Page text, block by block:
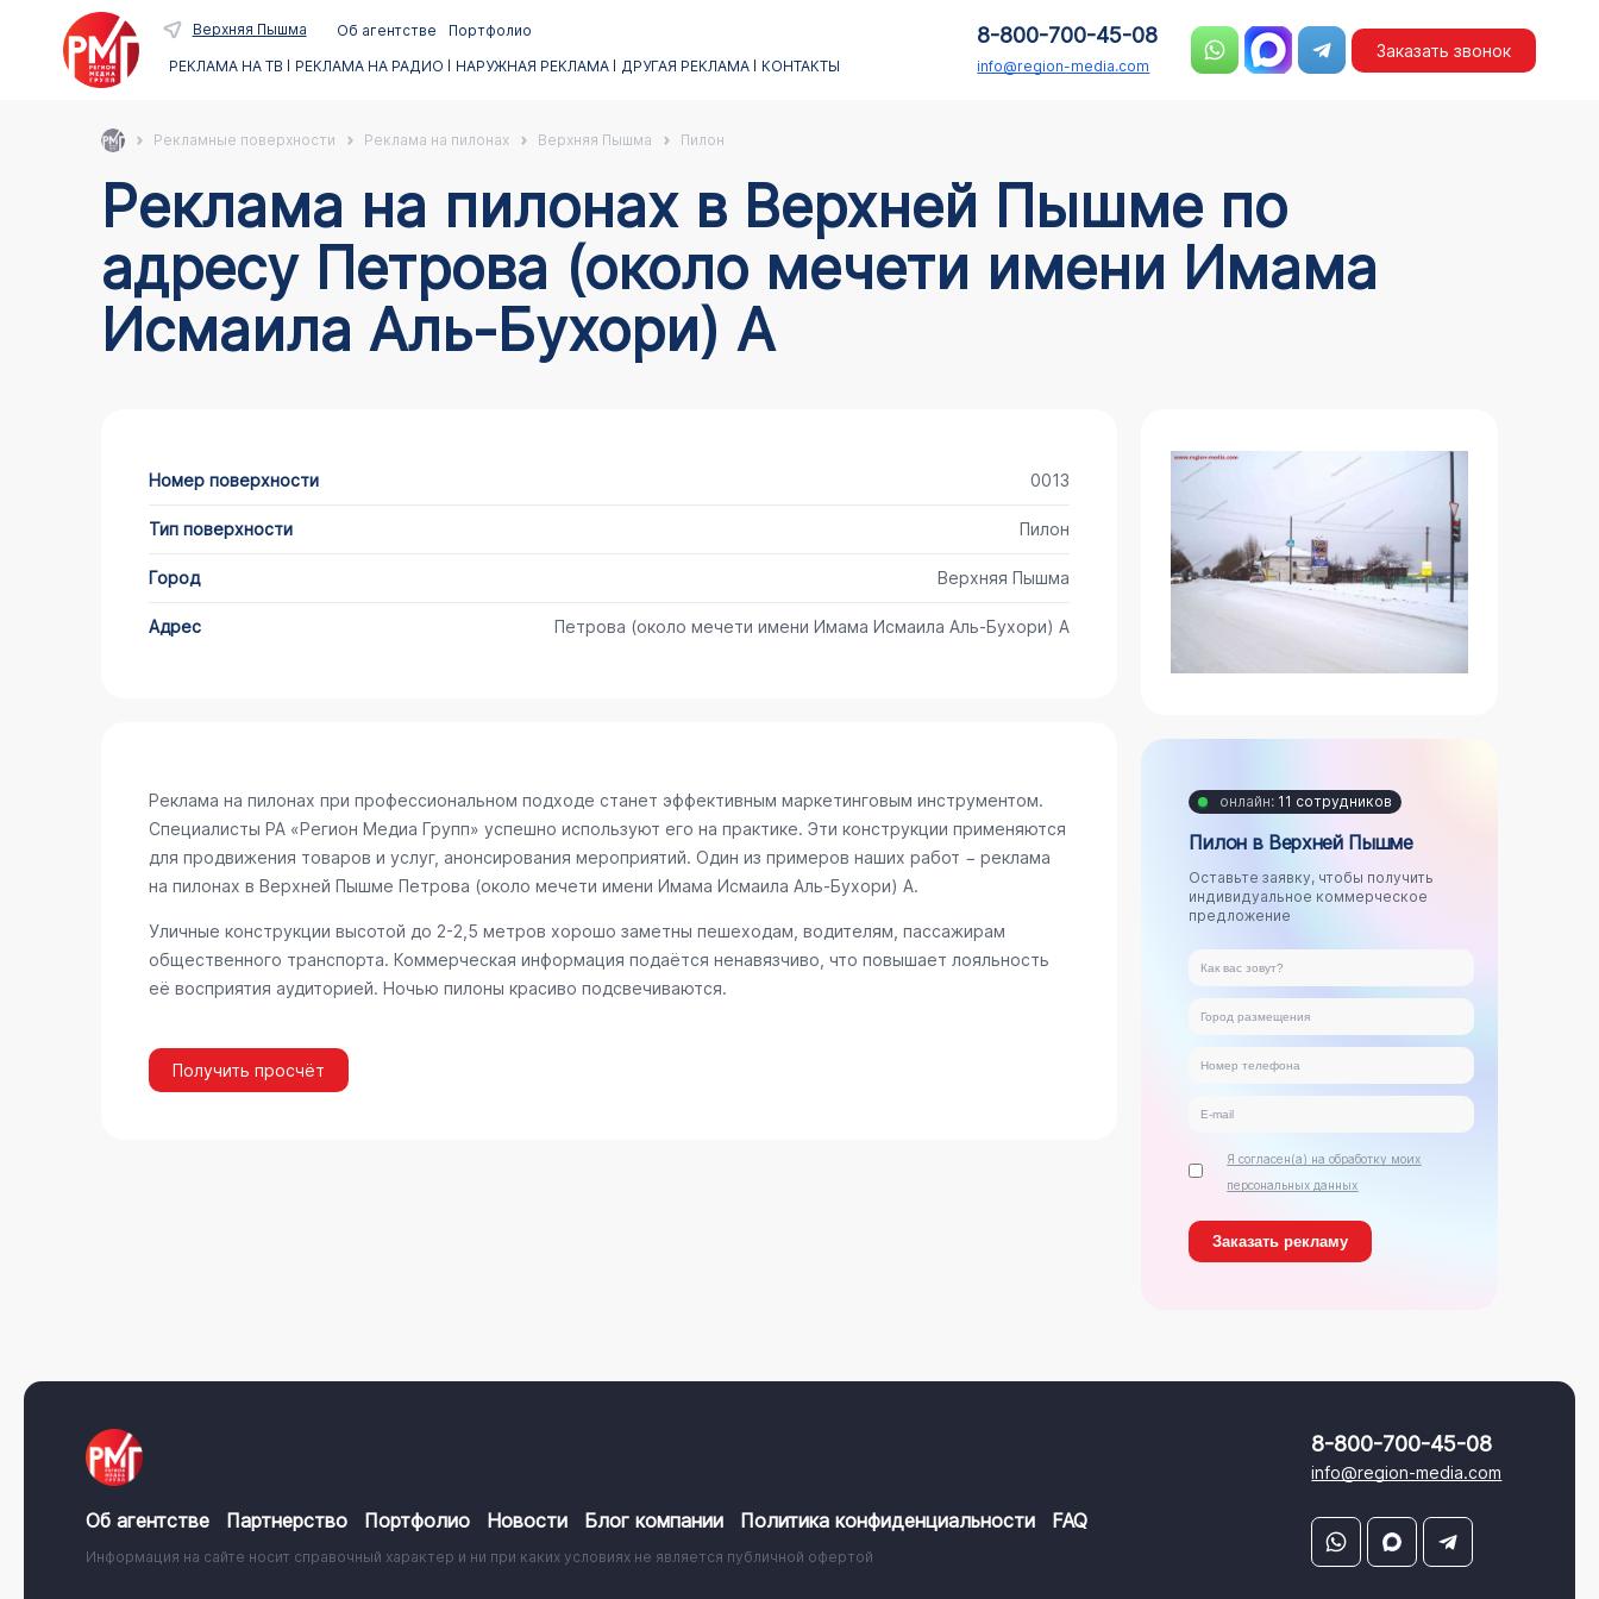
Верхняя Пышма Об агентстве
Портфолио
РЕКЛАМА НА ТВ
РЕКЛАМА НА РАДИО НАРУЖНАЯ РЕКЛАМА ДРУГАЯ РЕКЛАМА КОНТАКТЫ
8-800-700-45-08
info@region-media.com
Заказать звонок
Рекламные поверхности Реклама на пилонах Верхняя Пышма Пилон
Реклама на пилонах в Верхней Пышме по
адресу Петрова (около мечети имени Имама
Исмаила Аль-Бухори) А
Номер поверхности 0013
Тип поверхности Пилон
Город Верхняя Пышма
Адрес Петрова (около мечети имени Имама Исмаила Аль-Бухори) А
Реклама на пилонах при профессиональном подходе станет эффективным маркетинговым инструментом.
Специалисты РА «Регион Медиа Групп» успешно используют его на практике. Эти конструкции применяются
для продвижения товаров и услуг, анонсирования мероприятий. Один из примеров наших работ − реклама
на пилонах в Верхней Пышме Петрова (около мечети имени Имама Исмаила Аль-Бухори) А.
Уличные конструкции высотой до 2-2,5 метров хорошо заметны пешеходам, водителям, пассажирам
общественного транспорта. Коммерческая информация подаётся ненавязчиво, что повышает лояльность
её восприятия аудиторией. Ночью пилоны красиво подсвечиваются.
Получить просчёт
онлайн: 11 сотрудников
Пилон в Верхней Пышме
Оставьте заявку, чтобы получить
индивидуальное коммерческое
предложение
Я согласен(а) на обработку моих
персональных данных
8-800-700-45-08
info@region-media.com
Об агентстве Партнерство Портфолио Новости Блог компании Политика конфиденциальности FAQ
Информация на сайте носит справочный характер и ни при каких условиях не является публичной офертой